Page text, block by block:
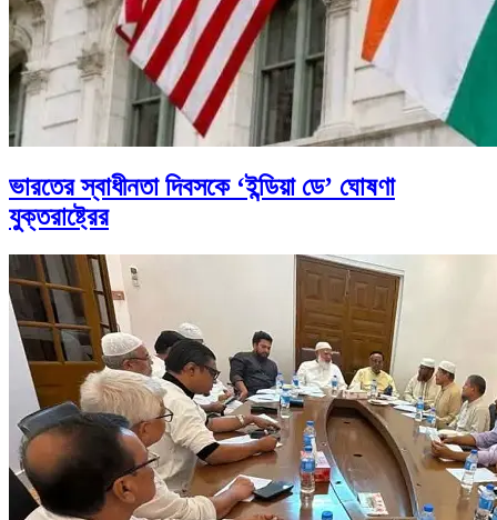
ভারতের স্বাধীনতা দিবসকে ‘ইন্ডিয়া ডে’ ঘোষণা
যুক্তরাষ্ট্রের